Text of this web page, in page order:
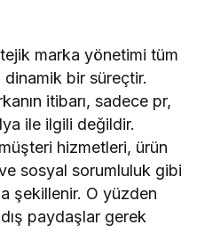
marka yönetimi tüm
bir süreçtir.
itibarı, sadece pr,
ile ilgili değildir.
hizmetleri, ürün
sosyal sorumluluk gibi
şekillenir. O yüzden
paydaşlar gerek